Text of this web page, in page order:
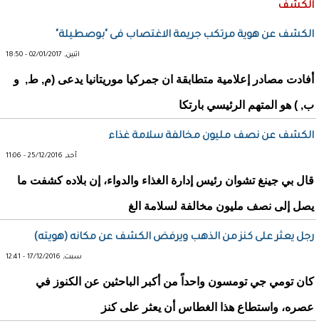
الكشف
الكشف عن هوية مرتكب جريمة الاغتصاب فى "بوصطيلة"
اثنين, 02/01/2017 - 18:50
أفادت مصادر إعلامية متطابقة ان جمركيا موريتانيا يدعى (م, ط, و
ب, ) هو المتهم الرئيسي بارتكا
الكشف عن نصف مليون مخالفة سلامة غذاء
أحد, 25/12/2016 - 11:06
قال بي جينغ تشوان رئيس إدارة الغذاء والدواء، إن بلاده كشفت ما
يصل إلى نصف مليون مخالفة لسلامة الغ
رجل يعثر على كنز من الذهب ويرفض الكشف عن مكانه (هويته)
سبت, 17/12/2016 - 12:41
كان تومي جي تومسون واحداً من أكبر الباحثين عن الكنوز في
عصره، واستطاع هذا الغطاس أن يعثر على كنز